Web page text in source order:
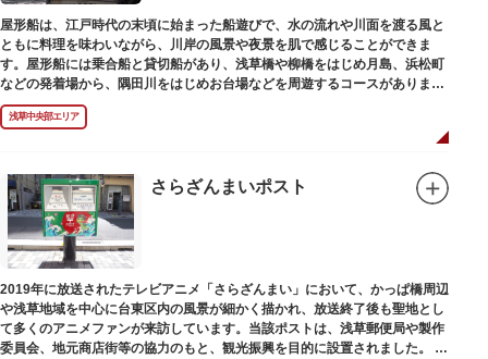
屋形船は、江戸時代の末頃に始まった船遊びで、水の流れや川面を渡る風と
ともに料理を味わいながら、川岸の風景や夜景を肌で感じることができま
す。屋形船には乗合船と貸切船があり、浅草橋や柳橋をはじめ月島、浜松町
などの発着場から、隅田川をはじめお台場などを周遊するコースがありま
す。
浅草中央部エリア
さらざんまいポスト
2019年に放送されたテレビアニメ「さらざんまい」において、かっぱ橋周辺
や浅草地域を中心に台東区内の風景が細かく描かれ、放送終了後も聖地とし
て多くのアニメファンが来訪しています。当該ポストは、浅草郵便局や製作
委員会、地元商店街等の協力のもと、観光振興を目的に設置されました。